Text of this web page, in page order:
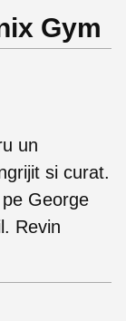
Gym
un
si curat.
George
Revin